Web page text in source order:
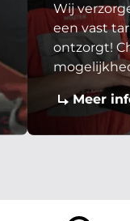
Wij
een vast
ontzorgt!
Meer